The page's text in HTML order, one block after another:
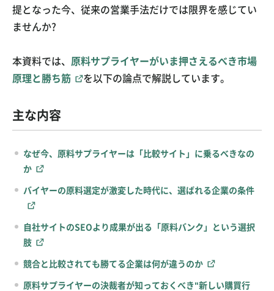
提となった今、従来の営業手法だけでは限界を感じてい
ませんか?
本資料では、 原料サプライヤーがいま押さえるべき市場
原理と勝ち筋
を以下の論点で解説しています。
主な内容
なぜ今、原料サプライヤーは「比較サイト」に乗るべきなの
か
バイヤーの原料選定が激変した時代に、選ばれる企業の条件
自社サイトのSEOより成果が出る「原料バンク」という選択
肢
競合と比較されても勝てる企業は何が違うのか
原料サプライヤーの決裁者が知っておくべき"新しい購買行